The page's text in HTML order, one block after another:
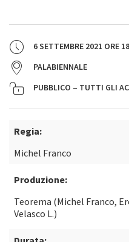
6 SETTEMBRE 2021 ORE
PALABIENNALE
PUBBLICO – TUTTI GLI
Regia:
Michel Franco
Produzione:
Teorema (Michel Franco,
Velasco L.)